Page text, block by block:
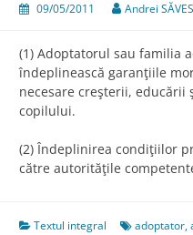
09/05/2011 Andrei
(1) Adoptatorul sau familia
îndeplinească garanţiile
necesare creşterii, educării
copilului.
(2) Îndeplinirea condiţiilor
către autorităţile
Textul integral adoptator,